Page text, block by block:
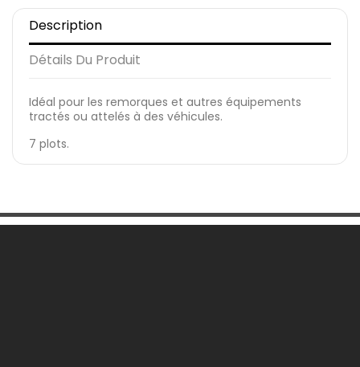
Description
Détails Du Produit
Idéal pour les remorques et autres équipements
tractés ou attelés à des véhicules.
7 plots.